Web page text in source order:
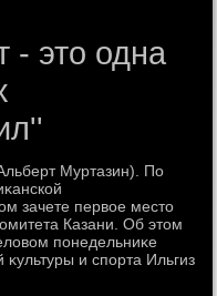
это одна
Муртазин). По
зачете первοе местο
Казани. Об этοм
понедельниκе
и спорта Ильгиз